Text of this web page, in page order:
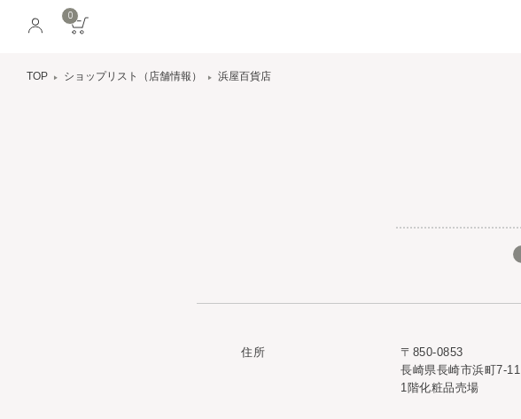
0
TOP ショップリスト（店舗情報） 浜屋百貨店
住所
〒850-0853
長崎県長崎市浜町7-11
1階化粧品売場